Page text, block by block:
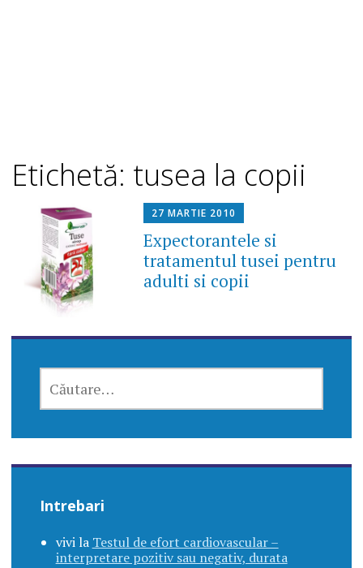
Etichetă: tusea la copii
27 MARTIE 2010
Expectorantele si
tratamentul tusei pentru
adulti si copii
DUPĂ:
Intrebari
vivila Testul de efort cardiovascular –
interpretare pozitiv sau negativ, durata